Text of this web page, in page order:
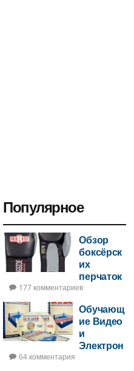
Популярное
Обзор
боксёрск
их
перчаток
177 комментариев
Обучающ
ие Видео
и
Электрон
64 комментария